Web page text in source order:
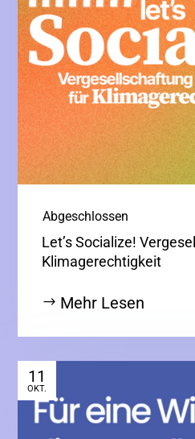
Let’s Socialize!
Klimagerechtigkeit
|Abgeschlossen
Mehr Lesen
11
OKT.